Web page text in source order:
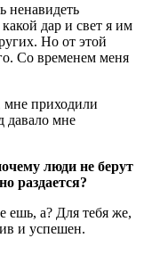
ненавидеть
дар и свет я им
Но от этой
Со временем меня
мне приходили
давало мне
люди не берут
раздается?
ешь, а? Для тебя же,
и успешен.